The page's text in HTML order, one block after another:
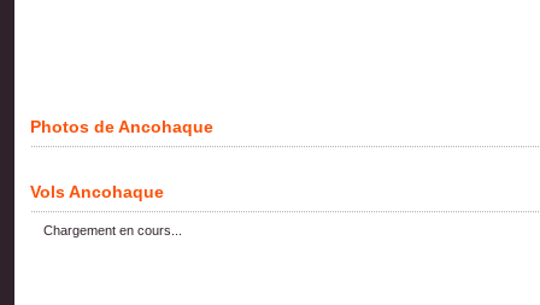
Photos de Ancohaque
Vols Ancohaque
Chargement en cours...